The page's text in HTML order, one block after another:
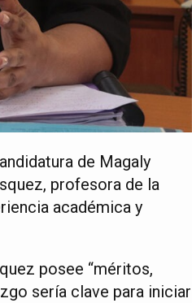
de Magaly
profesora de la
académica y
posee “méritos,
sería clave para iniciar